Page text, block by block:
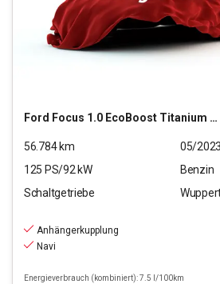
Ford Focus 1.0 EcoBoost Titanium X S/S (EURO 6d)
56.784km
05/2023
125 PS/92kW
Benzin
Schaltgetriebe
Anhängerkupplung
Navi
Energieverbrauch (kombiniert): 7.5 l/100km